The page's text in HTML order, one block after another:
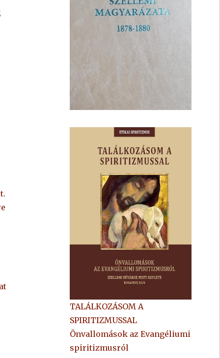
TALÁLKOZÁSOM A
SPIRITIZMUSSAL
Önvallomások az Evangéliumi
spiritizmusról